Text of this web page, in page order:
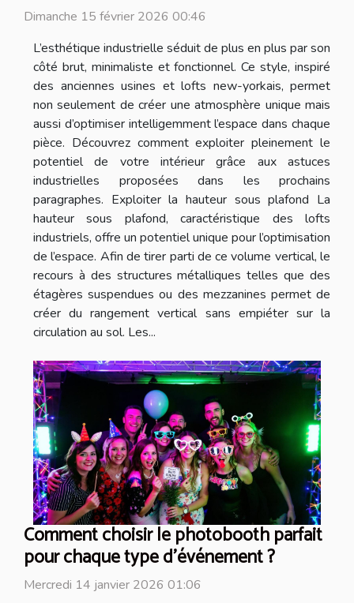
Dimanche 15 février 2026 00:46
L’esthétique industrielle séduit de plus en plus par son
côté brut, minimaliste et fonctionnel. Ce style, inspiré
des anciennes usines et lofts new-yorkais, permet
non seulement de créer une atmosphère unique mais
aussi d’optimiser intelligemment l’espace dans chaque
pièce. Découvrez comment exploiter pleinement le
potentiel de votre intérieur grâce aux astuces
industrielles proposées dans les prochains
paragraphes. Exploiter la hauteur sous plafond La
hauteur sous plafond, caractéristique des lofts
industriels, offre un potentiel unique pour l’optimisation
de l’espace. Afin de tirer parti de ce volume vertical, le
recours à des structures métalliques telles que des
étagères suspendues ou des mezzanines permet de
créer du rangement vertical sans empiéter sur la
circulation au sol. Les...
Comment choisir le photobooth parfait
pour chaque type d'événement ?
Mercredi 14 janvier 2026 01:06